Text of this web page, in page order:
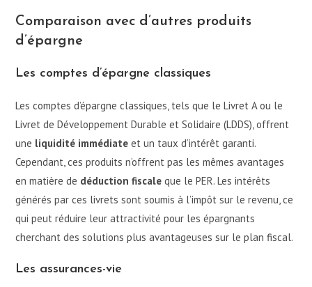
Comparaison avec d’autres produits
d’épargne
Les comptes d’épargne classiques
Les comptes d’épargne classiques, tels que le Livret A ou le
Livret de Développement Durable et Solidaire (LDDS), offrent
une liquidité immédiate et un taux d’intérêt garanti.
Cependant, ces produits n’offrent pas les mêmes avantages
en matière de déduction fiscale que le PER. Les intérêts
générés par ces livrets sont soumis à l’impôt sur le revenu, ce
qui peut réduire leur attractivité pour les épargnants
cherchant des solutions plus avantageuses sur le plan fiscal.
Les assurances-vie